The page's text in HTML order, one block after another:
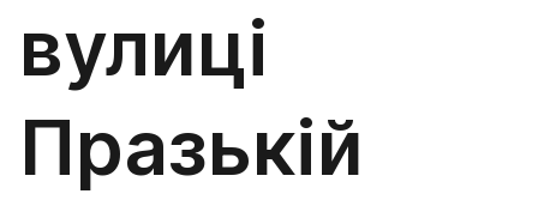
вулиці
Празькій